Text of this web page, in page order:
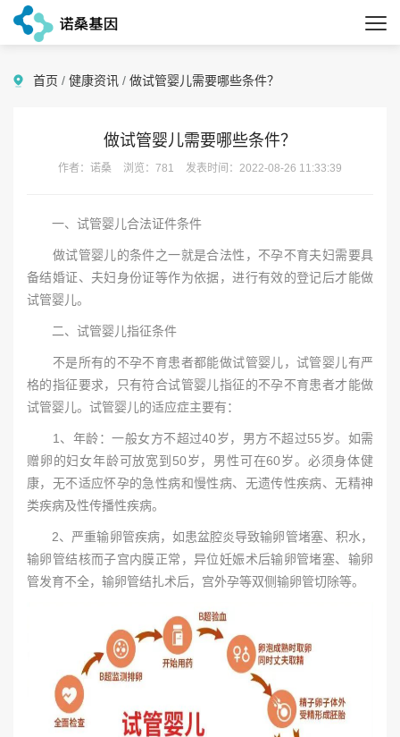
首页 / 健康资讯 / 做试管婴儿需要哪些条件？
做试管婴儿需要哪些条件？
作者：诺桑 浏览：781 发表时间：2022-08-26 11:33:39
一、试管婴儿合法证件条件
做试管婴儿的条件之一就是合法性，不孕不育夫妇需要具
备结婚证、夫妇身份证等作为依据，进行有效的登记后才能做
试管婴儿。
二、试管婴儿指征条件
不是所有的不孕不育患者都能做试管婴儿，试管婴儿有严
格的指征要求，只有符合试管婴儿指征的不孕不育患者才能做
试管婴儿。试管婴儿的适应症主要有：
1、年龄：一般女方不超过40岁，男方不超过55岁。如需
赠卵的妇女年龄可放宽到50岁，男性可在60岁。必须身体健
康，无不适应怀孕的急性病和慢性病、无遗传性疾病、无精神
类疾病及性传播性疾病。
2、严重输卵管疾病，如患盆腔炎导致输卵管堵塞、积水，
输卵管结核而子宫内膜正常，异位妊娠术后输卵管堵塞、输卵
管发育不全，输卵管结扎术后，宫外孕等双侧输卵管切除等。